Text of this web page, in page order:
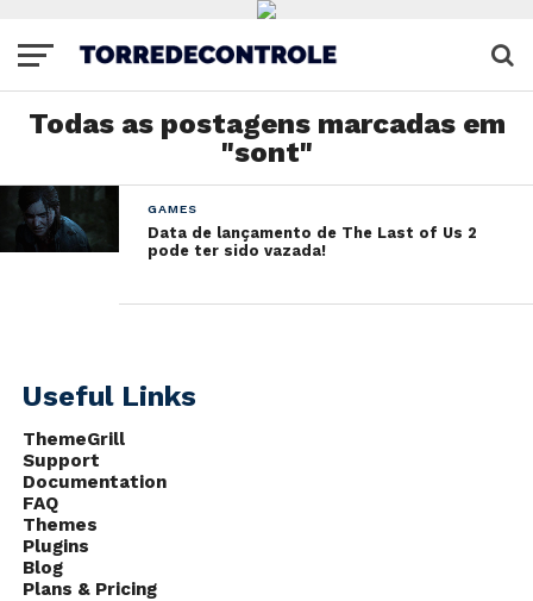
Todas as postagens marcadas em
"sont"
GAMES
Data de lançamento de The Last of Us 2
pode ter sido vazada!
Useful Links
ThemeGrill
Support
Documentation
FAQ
Themes
Plugins
Blog
Plans & Pricing